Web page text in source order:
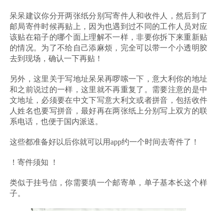
呆呆建议你分开两张纸分别写寄件人和收件人，然后到了
邮局寄件时候再贴上，因为也遇到过不同的工作人员对应
该贴在箱子的哪个面上理解不一样，非要你拆下来重新贴
的情况。为了不给自己添麻烦，完全可以带一个小透明胶
去到现场，确认一下再贴！
另外，这里关于写地址呆呆再啰嗦一下，意大利你的地址
和之前说过的一样，这里就不再重复了。需要注意的是中
文地址，必须要在中文下写意大利文或者拼音，包括收件
人姓名也要写拼音，最好再在两张纸上分别写上双方的联
系电话，也便于国内派送。
这些都准备好以后你就可以用app约一个时间去寄件了！
！寄件须知 ！
类似于挂号信，你需要填一个邮寄单，单子基本长这个样
子。